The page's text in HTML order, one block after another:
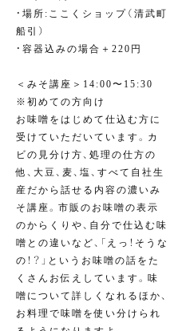
・場所:ここくショップ（清武町
船引）⁣
⁣・容器込みの場合＋220円⁣
＜みそ講座＞14:00〜15:30
※初めての方向け
お味噌をはじめて仕込む方に
受けていただいています。カ
ビの見分け方、処理の仕方の
他、大豆、麦、塩、すべて自社生
産だから話せる内容の濃いみ
そ講座。市販のお味噌の表示
のからくりや、自分で仕込む味
噌との違いなど、「えっ！そうな
の！？」というお味噌の話をた
くさんお伝えしています。味
噌について詳しくなれるほか、
お料理で味噌を使い分けられ